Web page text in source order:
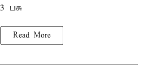
3 பசு
Read More